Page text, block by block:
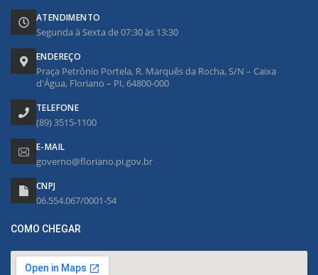
ATENDIMENTO
Segunda à Sexta de 07:30 às 13:30
ENDEREÇO
Praça Petrônio Portela, R. Marquês da Rocha, S/N – Caixa
d'Água, Floriano – PI, 64800-000
TELEFONE
(89) 3515-1100
E-MAIL
governo@floriano.pi.gov.br
CNPJ
06.554.067/0001-54
COMO CHEGAR